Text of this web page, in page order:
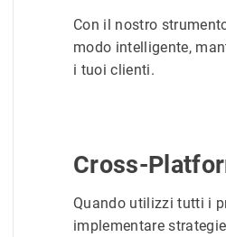
Con il nostro
modo intelligente,
i tuoi clienti.
Cross-
Quando utilizzi tutti i
implementare